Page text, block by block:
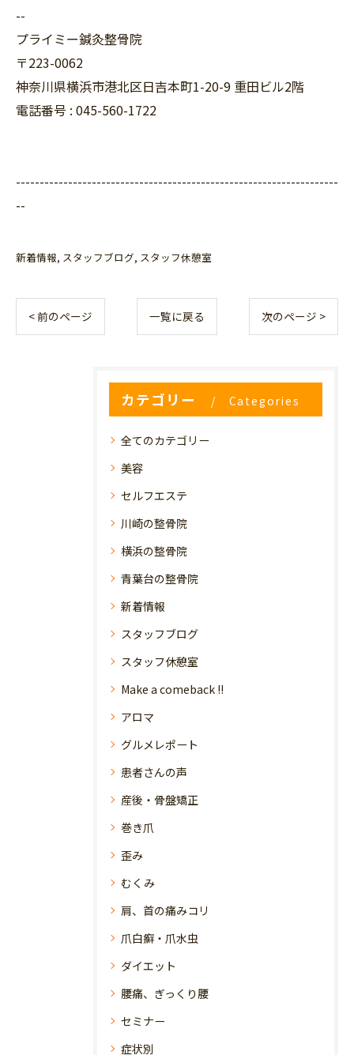
--
プライミー鍼灸整骨院
〒223-0062
神奈川県横浜市港北区日吉本町1-20-9 重田ビル2階
電話番号 : 045-560-1722
--------------------------------------------------------------------
--
新着情報 スタッフブログ スタッフ休憩室
< 前のページ 一覧に戻る 次のページ >
カテゴリー Categories
全てのカテゴリー
美容
セルフエステ
川崎の整骨院
横浜の整骨院
青葉台の整骨院
新着情報
スタッフブログ
スタッフ休憩室
Make a comeback !!
アロマ
グルメレポート
患者さんの声
産後・骨盤矯正
巻き爪
歪み
むくみ
肩、首の痛みコリ
爪白癬・爪水虫
ダイエット
腰痛、ぎっくり腰
セミナー
症状別